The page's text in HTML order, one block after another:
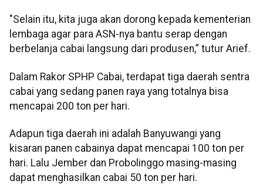
"Selain itu, kita juga akan dorong kepada kementerian
lembaga agar para ASN-nya bantu serap dengan
berbelanja cabai langsung dari produsen,” tutur Arief.
Dalam Rakor SPHP Cabai, terdapat tiga daerah sentra
cabai yang sedang panen raya yang totalnya bisa
mencapai 200 ton per hari.
Adapun tiga daerah ini adalah Banyuwangi yang
kisaran panen cabainya dapat mencapai 100 ton per
hari. Lalu Jember dan Probolinggo masing-masing
dapat menghasilkan cabai 50 ton per hari.